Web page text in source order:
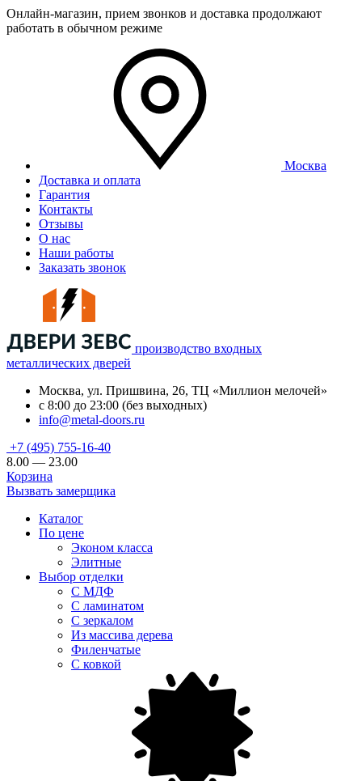
Онлайн-магазин, прием звонков и доставка продолжают
работать в обычном режиме
Москва
Доставка и оплата
Гарантия
Контакты
Отзывы
О нас
Наши работы
Заказать звонок
производство входных
металлических дверей
Москва, ул. Пришвина, 26, ТЦ «Миллион мелочей»
с 8:00 до 23:00 (без выходных)
info@metal-doors.ru
+7 (495) 755-16-40
8.00 — 23.00
Корзина
Вызвать замерщика
Каталог
По цене
Эконом класса
Элитные
Выбор отделки
С МДФ
С ламинатом
С зеркалом
Из массива дерева
Филенчатые
С ковкой